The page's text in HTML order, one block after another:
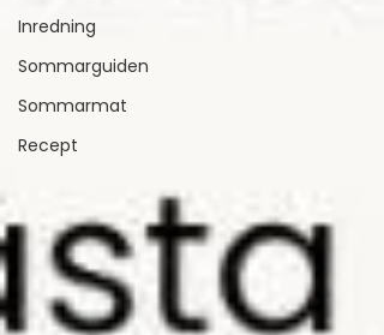
Inredning
Sommarguiden
Sommarmat
Recept